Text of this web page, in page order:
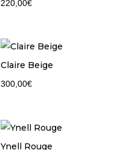
220,00€
Claire Beige
300,00€
Ynell Rouge